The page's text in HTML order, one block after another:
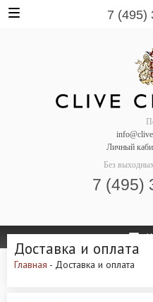
7 (495)
Личный
Без
7 (495)
Доставка и оплата
Главная - Доставка и оплата